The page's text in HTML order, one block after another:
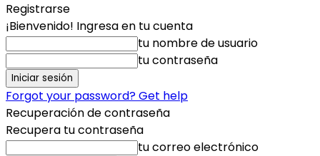
Registrarse
¡Bienvenido! Ingresa en tu cuenta
tu nombre de usuario
tu contraseña
Forgot your password? Get help
Recuperación de contraseña
Recupera tu contraseña
tu correo electrónico